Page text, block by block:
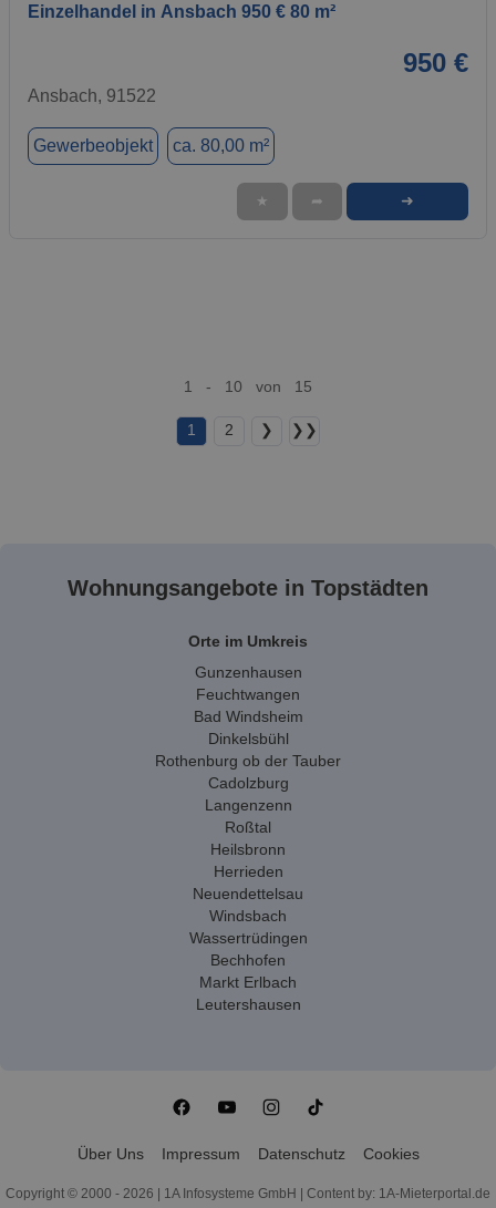
Einzelhandel in Ansbach 950 € 80 m²
950 €
Ansbach, 91522
Gewerbeobjekt ca. 80,00 m²
★ ➦ ➜
1 - 10 von 15
1 2 ❯ ❯❯
Wohnungsangebote in Topstädten
Orte im Umkreis
Gunzenhausen
Feuchtwangen
Bad Windsheim
Dinkelsbühl
Rothenburg ob der Tauber
Cadolzburg
Langenzenn
Roßtal
Heilsbronn
Herrieden
Neuendettelsau
Windsbach
Wassertrüdingen
Bechhofen
Markt Erlbach
Leutershausen
Über Uns Impressum Datenschutz Cookies
Copyright © 2000 - 2026 | 1A Infosysteme GmbH | Content by: 1A-Mieterportal.de